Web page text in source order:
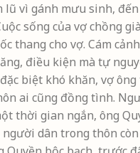
lũ vì gánh mưu sinh,
sống của vợ chồng
thang cho vợ. Cám
điều kiện mà tự
biệt khó khăn, vợ
ai cũng đồng tình.
thời gian ngắn, ông
dân trong thôn